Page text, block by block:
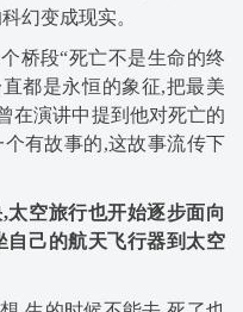
幻变成现实。
桥段“死亡不是生命的终
都是永恒的象征,把最美
在演讲中提到他对死亡的
有故事的,这故事流传下
太空旅行也开始逐步面向
自己的航天飞行器到太空